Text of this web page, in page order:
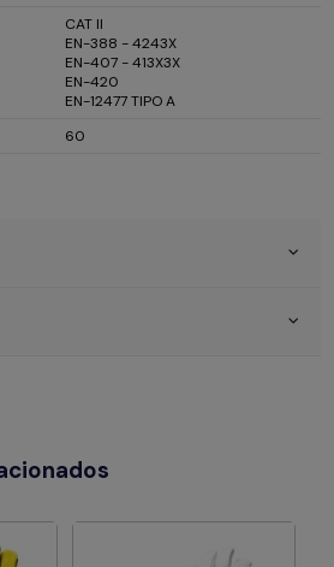
CAT II
EN-388 - 4243X
EN-407 - 413X3X
EN-420
EN-12477 TIPO A
60